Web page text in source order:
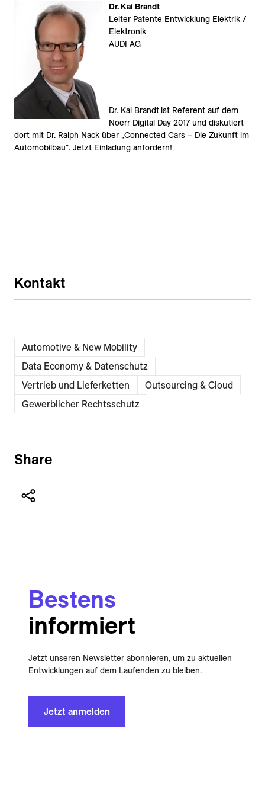
Dr. Kai Brandt
Leiter Patente Entwicklung Elektrik /
Elektronik
AUDI AG
Dr. Kai Brandt ist Referent auf dem
Noerr Digital Day 2017 und diskutiert
dort mit Dr. Ralph Nack über „Connected Cars – Die Zukunft im
Automobilbau“. Jetzt Einladung anfordern!
Kontakt
Automotive & New Mobility
Data Economy & Daten­schutz
Vertrieb und Lieferketten
Outsourcing & Cloud
Gewerblicher Rechtsschutz
Share
Bestens
informiert
Jetzt unseren Newsletter abonnieren, um zu aktuellen
Entwicklungen auf dem Laufenden zu bleiben.
Jetzt anmelden